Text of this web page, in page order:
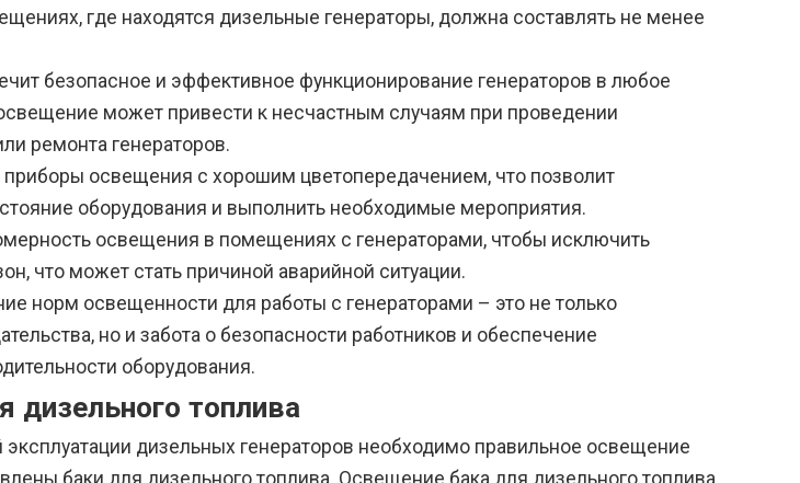
где находятся дизельные генераторы, должна составлять не менее
безопасное и эффективное функционирование генераторов в любое
может привести к несчастным случаям при проведении
ремонта генераторов.
приборы освещения с хорошим цветопередачением, что позволит
оборудования и выполнить необходимые мероприятия.
освещения в помещениях с генераторами, чтобы исключить
что может стать причиной аварийной ситуации.
норм освещенности для работы с генераторами – это не только
но и забота о безопасности работников и обеспечение
оборудования.
дизельного топлива
дизельных генераторов необходимо правильное освещение